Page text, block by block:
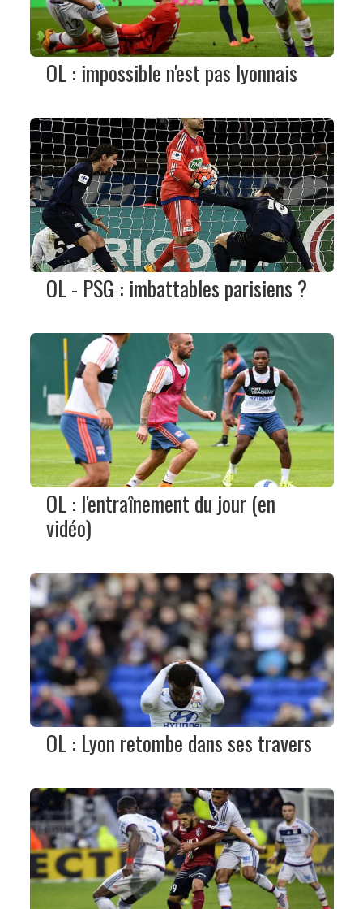
OL : impossible n'est pas lyonnais
OL - PSG : imbattables parisiens ?
OL : l'entraînement du jour (en
vidéo)
OL : Lyon retombe dans ses travers